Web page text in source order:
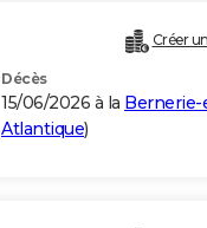
Créer
Décès
15/06/2026 à la Bernerie-
Atlantique)